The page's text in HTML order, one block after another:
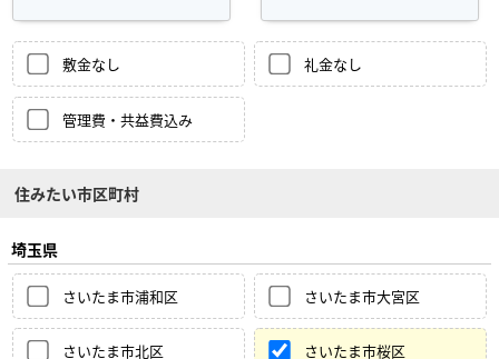
敷金なし 礼金なし
管理費・共益費込み
住みたい市区町村
埼玉県
さいたま市浦和区 さいたま市大宮区
さいたま市北区 さいたま市桜区